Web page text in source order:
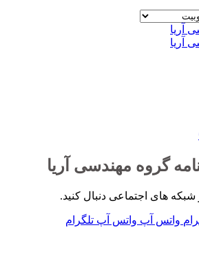
گروه مهندسی آریا
های اجتماعی دنبال کنید.
واتس آپ واتس آپ تلگرام